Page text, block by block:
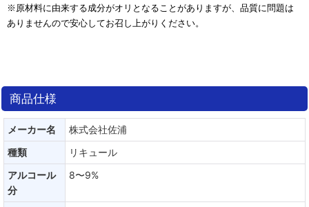
※原材料に由来する成分がオリとなることがありますが、品質に問題は
ありませんので安心してお召し上がりください。
商品仕様
メーカー名
株式会社佐浦
種類
リキュール
アルコール
分
8〜9%